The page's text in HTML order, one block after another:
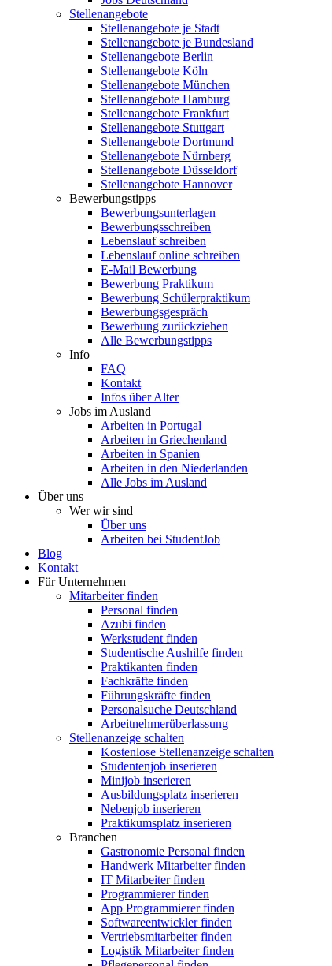
Stellenangebote
Stellenangebote je Stadt
Stellenangebote je Bundesland
Stellenangebote Berlin
Stellenangebote Köln
Stellenangebote München
Stellenangebote Hamburg
Stellenangebote Frankfurt
Stellenangebote Stuttgart
Stellenangebote Dortmund
Stellenangebote Nürnberg
Stellenangebote Düsseldorf
Stellenangebote Hannover
Bewerbungstipps
Bewerbungsunterlagen
Bewerbungsschreiben
Lebenslauf schreiben
Lebenslauf online schreiben
E-Mail Bewerbung
Bewerbung Praktikum
Bewerbung Schülerpraktikum
Bewerbungsgespräch
Bewerbung zurückziehen
Alle Bewerbungstipps
Info
FAQ
Kontakt
Infos über Alter
Jobs im Ausland
Arbeiten in Portugal
Arbeiten in Griechenland
Arbeiten in Spanien
Arbeiten in den Niederlanden
Alle Jobs im Ausland
Über uns
Wer wir sind
Über uns
Arbeiten bei StudentJob
Blog
Kontakt
Für Unternehmen
Mitarbeiter finden
Personal finden
Azubi finden
Werkstudent finden
Studentische Aushilfe finden
Praktikanten finden
Fachkräfte finden
Führungskräfte finden
Personalsuche Deutschland
Arbeitnehmerüberlassung
Stellenanzeige schalten
Kostenlose Stellenanzeige schalten
Studentenjob inserieren
Minijob inserieren
Ausbildungsplatz inserieren
Nebenjob inserieren
Praktikumsplatz inserieren
Branchen
Gastronomie Personal finden
Handwerk Mitarbeiter finden
IT Mitarbeiter finden
Programmierer finden
App Programmierer finden
Softwareentwickler finden
Vertriebsmitarbeiter finden
Logistik Mitarbeiter finden